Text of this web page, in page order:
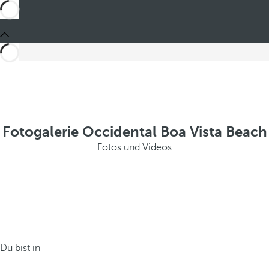
Fotogalerie Occidental Boa Vista Beach
Fotos und Videos
Du bist in